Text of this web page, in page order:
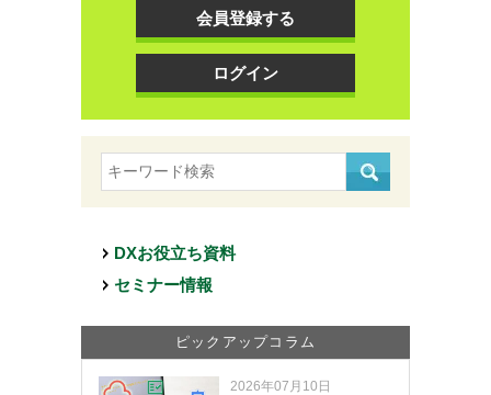
会員登録する
ログイン
DXお役立ち資料
セミナー情報
ピックアップコラム
2026年07月10日